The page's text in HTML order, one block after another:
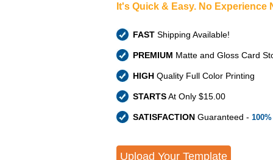
It's Quick & Easy. No Experience
FASTShipping Available!
PREMIUM Matte and Gloss Card
HIGHQuality Full Color Printing
STARTSAt Only $15.00
SATISFACTIONGuaranteed -
Upload Your Template